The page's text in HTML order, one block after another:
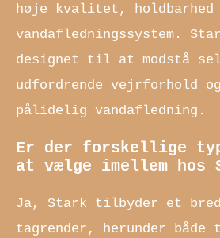
høje kvalitet,
vandafledningssystem.
designet til at modstå
udfordrende vejrforhold
pålidelig vandafledning.
Er der forskellige
at vælge imellem hos
Ja, Stark tilbyder et
tagrender, herunder